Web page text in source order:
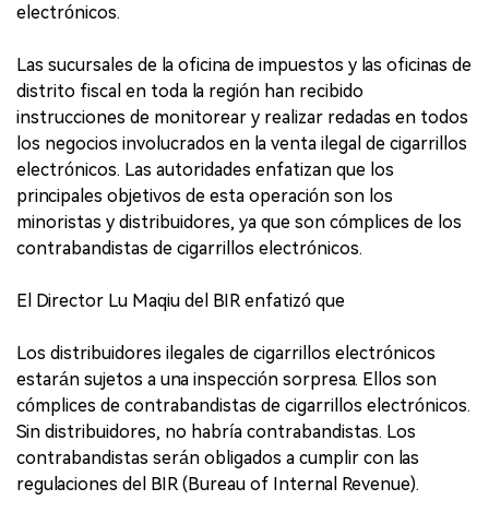
electrónicos.
Las sucursales de la oficina de impuestos y las oficinas de
distrito fiscal en toda la región han recibido
instrucciones de monitorear y realizar redadas en todos
los negocios involucrados en la venta ilegal de cigarrillos
electrónicos. Las autoridades enfatizan que los
principales objetivos de esta operación son los
minoristas y distribuidores, ya que son cómplices de los
contrabandistas de cigarrillos electrónicos.
El Director Lu Maqiu del BIR enfatizó que
Los distribuidores ilegales de cigarrillos electrónicos
estarán sujetos a una inspección sorpresa. Ellos son
cómplices de contrabandistas de cigarrillos electrónicos.
Sin distribuidores, no habría contrabandistas. Los
contrabandistas serán obligados a cumplir con las
regulaciones del BIR (Bureau of Internal Revenue).